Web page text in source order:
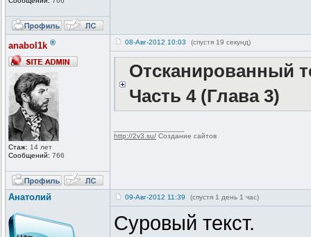
anabol1k ®
Стаж: 14 лет
Сообщений: 766
08-Авг-2012 10:03 (спустя 19 секунд)
Отсканированный
Часть 4 (Глава 3)
http://2v3.su/ Создание сайтов
Анатолий 09-Авг-2012 11:39 (спустя 1 день 1 час)
Суровый текст.